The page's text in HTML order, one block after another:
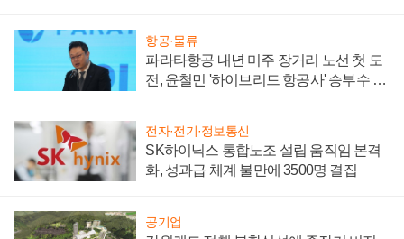
항공·물류
파라타항공 내년 미주 장거리 노선 첫 도
전, 윤철민 '하이브리드 항공사' 승부수 통
전자·전기·정보통신
SK하이닉스 통합노조 설립 움직임 본격
화, 성과급 체계 불만에 3500명 결집
공기업